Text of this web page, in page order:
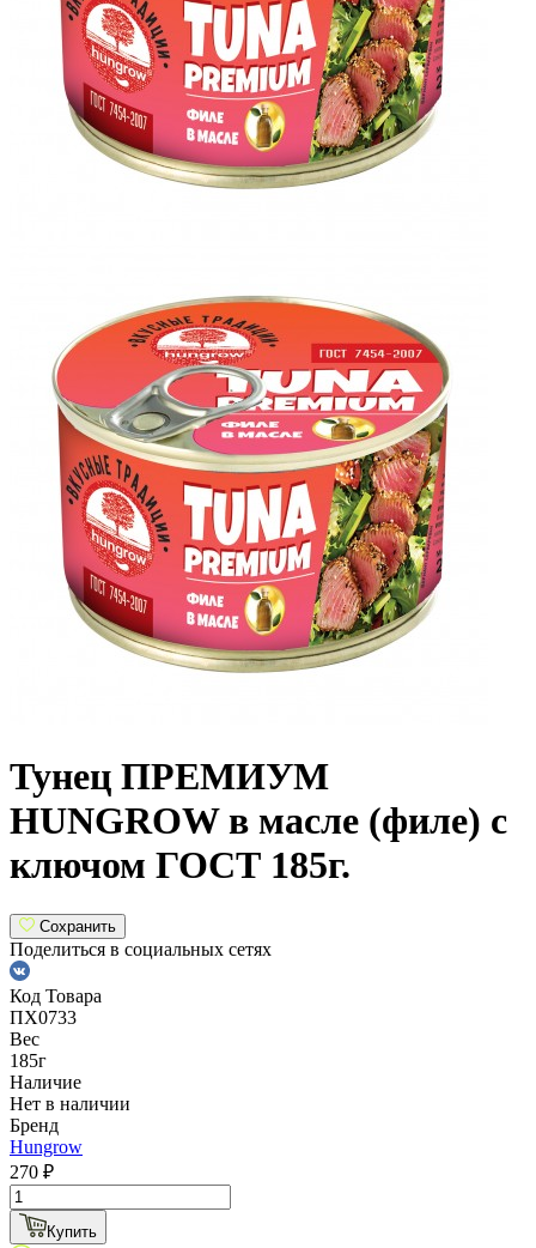
Тунец ПРЕМИУМ
HUNGROW в масле (филе) с
ключом ГОСТ 185г.
Сохранить
Поделиться в социальных сетях
Код Товара
ПХ0733
Вес
185г
Наличие
Нет в наличии
Бренд
Hungrow
270 ₽
Купить